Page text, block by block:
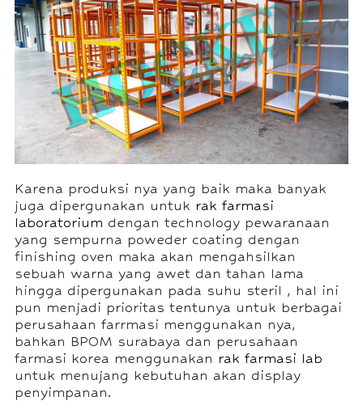
Karena produksi nya yang baik maka banyak
juga dipergunakan untuk rak farmasi
laboratorium dengan technology pewaranaan
yang sempurna poweder coating dengan
finishing oven maka akan mengahsilkan
sebuah warna yang awet dan tahan lama
hingga dipergunakan pada suhu steril , hal ini
pun menjadi prioritas tentunya untuk berbagai
perusahaan farrmasi menggunakan nya,
bahkan BPOM surabaya dan perusahaan
farmasi korea menggunakan rak farmasi lab
untuk menujang kebutuhan akan display
penyimpanan.